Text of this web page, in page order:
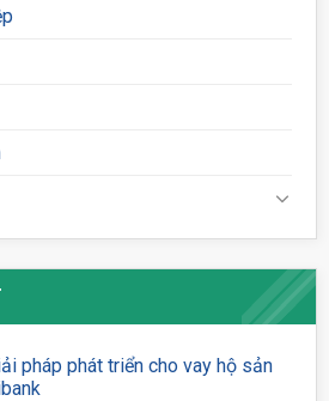
pháp phát triển cho vay hộ sản